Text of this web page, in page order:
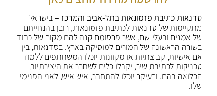
סדנאות כתיבת פזמונאות בתל-אביב והמרכז –בישראל
מתקיימות של סדנאות לכתיבת פזמונאות, רובן בהנחייתם
של אמנים ובעלי-שם, אשר פרסומם קנה להם מקום של כבוד
בשורה הראשונה של המורים למוסיקה בארץ. בסדנאות, בין
אם אישיות, קבוצתיות או מקוונות יוכלו המשתתפים ללמוד
טכניקות לכתיבת שיר, יקבלו כלים לשחרר את היצירתיות
הכלואה בהם, ובעיקר יוכלו להתחבר, איש איש, לאני הפנימי
שלו.